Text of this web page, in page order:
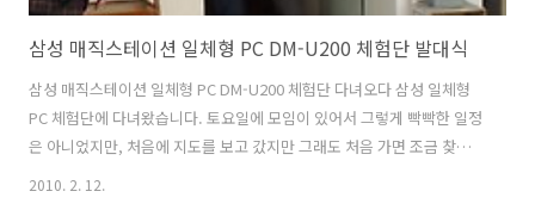
삼성 매직스테이션 일체형 PC DM-U200 체험단 발대식
삼성 매직스테이션 일체형 PC DM-U200 체험단 다녀오다 삼성 일체형
PC 체험단에 다녀왔습니다. 토요일에 모임이 있어서 그렇게 빡빡한 일정
은 아니었지만, 처음에 지도를 보고 갔지만 그래도 처음 가면 조금 찾기
2010. 2. 12.